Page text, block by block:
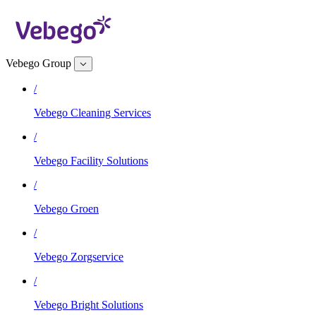
Vebego Group
/
Vebego Cleaning Services
/
Vebego Facility Solutions
/
Vebego Groen
/
Vebego Zorgservice
/
Vebego Bright Solutions